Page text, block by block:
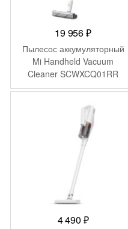
19 956₽
Пылесос аккумуляторный
Mi Handheld Vacuum
Cleaner SCWXCQ01RR
(SKV4060GL)
4 490 ₽